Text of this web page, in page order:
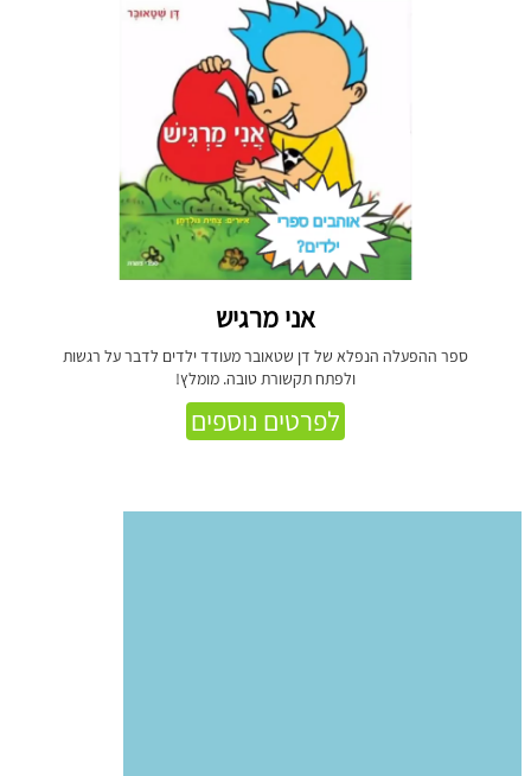
אני מרגיש
ספר ההפעלה הנפלא של דן שטאובר מעודד ילדים לדבר על רגשות
ולפתח תקשורת טובה. מומלץ!
לפרטים נוספים